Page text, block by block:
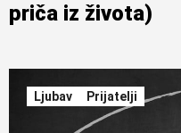
priča iz života)
Ljubav Prijatelji